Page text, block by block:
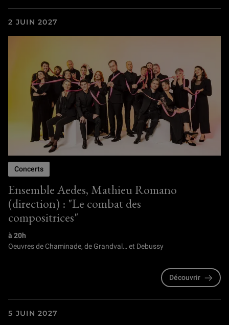
2 JUIN 2027
Ensemble Aedes, Mathieu Romano
(direction) : "Le combat des
compositrices"
Concerts
à 20h
Oeuvres de Chaminade, de Grandval… et Debussy
Découvrir
5 JUIN 2027